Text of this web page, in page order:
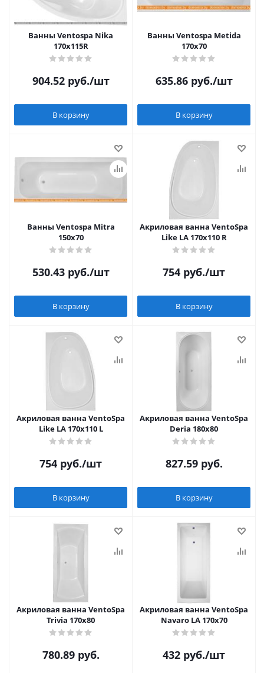
Ванны Ventospa Nika
170x115R
904.52руб./шт
В корзину
Ванны Ventospa Metida
170x70
635.86руб./шт
В корзину
Ванны Ventospa Mitra
150x70
530.43руб./шт
В корзину
Акриловая ванна VentoSpa
Like LA 170x110 R
754 руб./шт
В корзину
Акриловая ванна VentoSpa
Like LA 170x110 L
754 руб./шт
В корзину
Акриловая ванна VentoSpa
Deria 180x80
827.59руб.
В корзину
Акриловая ванна VentoSpa
Trivia 170x80
780.89руб.
Акриловая ванна VentoSpa
Navaro LA 170x70
432 руб./шт